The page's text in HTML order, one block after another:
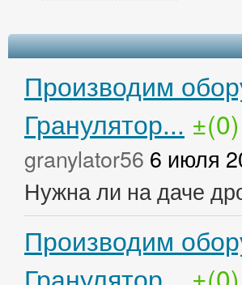
Производим
Гранулятор... ±(0)
granylator56 6 июля
Нужна ли на даче
Производим